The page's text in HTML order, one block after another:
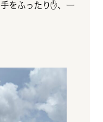
をふったり✋、一